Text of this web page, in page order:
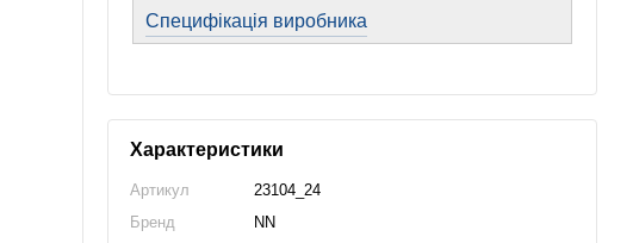
Специфікація виробника
Характеристики
Артикул
23104_24
Бренд
NN